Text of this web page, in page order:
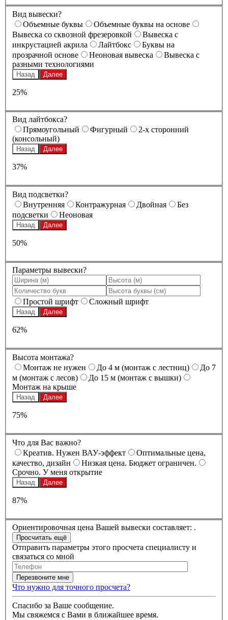
Вид вывески?
Oбъемные буквы
Oбъемные буквы на основе
Вывеска со сквозной фрезеровкой
Вывеска с
инкрустацией акрила
Лайтбокс
Буквы на
прозрачной основе
Неоновая вывеска
Вывеска с
разными технологиями
Назад Далее
25%
Вид лайтбокса?
Прямоугольный
Фигурный
2-х сторонний
(консольный)
Назад Далее
37%
Вид подсветки?
Внутренняя
Контражурная Двойная
Без
подсветки
Неоновая
Назад Далее
50%
Параметры вывески?
Простой шрифт Сложный шрифт
Назад Далее
62%
Высота монтажа?
Монтаж не нужен
До 4 м (монтаж с лестниц)
До 7
м (монтаж с лесов)
До 15 м (монтаж с вышки)
Монтаж на крыше
Назад Далее
75%
Что для Вас важно?
Креатив. Нужен ВАУ-эффект
Оптимальные цена,
качество, дизайн
Низкая цена. Бюджет ограничен.
Срочно. У меня открытие
Назад Далее
87%
Ориентировочная цена Вашей вывески составляет: .
Отправить параметры этого просчета специалисту и
связаться со мной
Что нужно для точного просчета?
Спасибо за Ваше сообщение.
Мы свяжемся с Вами в ближайшее время.